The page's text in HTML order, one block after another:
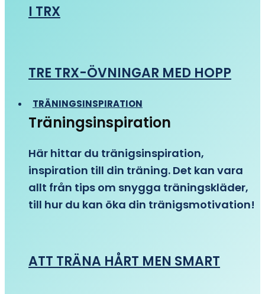
I TRX
TRE TRX-ÖVNINGAR MED HOPP
TRÄNINGSINSPIRATION
Träningsinspiration
Här hittar du tränigsinspiration,
inspiration till din träning. Det kan vara
allt från tips om snygga träningskläder,
till hur du kan öka din tränigsmotivation!
ATT TRÄNA HÅRT MEN SMART